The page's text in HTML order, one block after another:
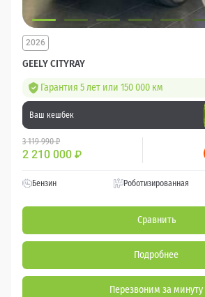
GEELY CITYRAY
2026
Гарантия 5 лет или 150 000 км
Ваш кешбек
3 119 990 ₽
2 210 000 ₽
Бензин Роботизированная
Сравнить
Подробнее
Перезвоним за минуту